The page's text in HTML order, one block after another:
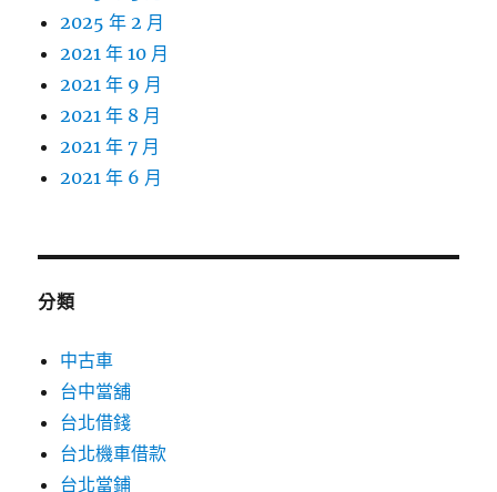
2025 年 2 月
2021 年 10 月
2021 年 9 月
2021 年 8 月
2021 年 7 月
2021 年 6 月
分類
中古車
台中當舖
台北借錢
台北機車借款
台北當鋪